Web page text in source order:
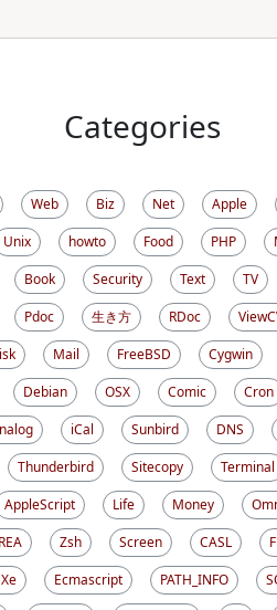
Categories
Web Biz Net Apple
Unix howto Food PHP
Book Security Text TV
Pdoc 生き方 RDoc
Mail FreeBSD Cygwin
Debian OSX Comic Cron
iCal Sunbird DNS
Thunderbird Sitecopy Terminal
AppleScript Life Money
Zsh Screen CASL
Ecmascript PATH_INFO